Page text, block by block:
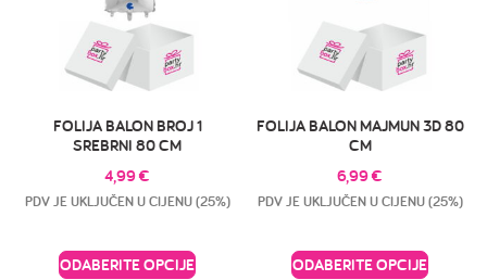
FOLIJA BALON BROJ 1
SREBRNI 80 CM
4,99€
PDV JE UKLJUČEN U CIJENU (25%)
ODABERITE OPCIJE
FOLIJA BALON MAJMUN 3D 80
CM
6,99€
PDV JE UKLJUČEN U CIJENU (25%)
ODABERITE OPCIJE